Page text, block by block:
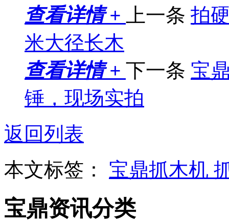
查看详情 +
上一条 拍
米大径长木
查看详情 + 下一条 宝
锤，现场实拍
返回列表
本文标签： 宝鼎抓木机
宝鼎资讯分类